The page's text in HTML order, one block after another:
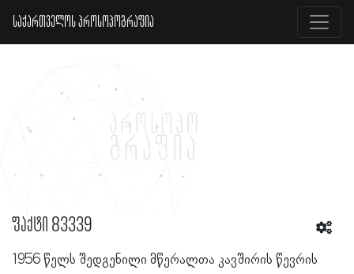
საქართველოს პროსოპოგრაფია
ფაქტი 83339
1956 წელს შედგენილი მწერალთა კავშირის წევრის